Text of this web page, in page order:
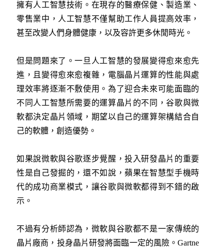
擁有人工智慧技術。在現存的醫療保健、製造業、
零售業中，人工智慧不僅幫助工作人員提高效率，
甚至改變人們身體健康，以及容許更多休閒時光。
但是問題來了。一旦人工智慧的發展變得愈來愈先
進，且變得愈來愈複雜，電腦晶片運算的性能與處
理效率將逐漸不敷使用。為了迎合未來可能面臨的
不同人工智慧所需要的運算晶片的不同，谷歌與微
軟都決定晶片領域，期望以自己的運算架構結合自
己的軟體，創造優勢。
如果說微軟與谷歌逐步覺醒，投入研發晶片的重要
性是自己發掘的，還不如說，蘋果在智慧型手機時
代的成功商業模式，讓谷歌與微軟都得到不錯的啟
示。
不過有分析師認為，微軟與谷歌都不是一家傳統的
晶片廠商，投身晶片研發將面臨一定的風險。Gartne